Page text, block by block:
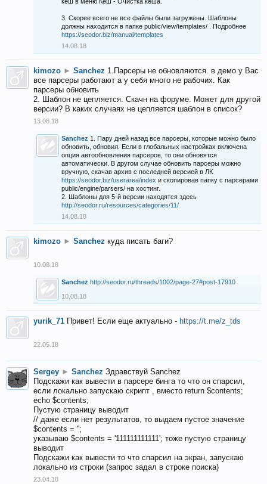
3. Скорее всего не все файлы были загружены. Шаблоны
должны находится в папке public/view/templates/ . Подробнее
https://seodor.biz/manual/templates
14.08.18
kimozo ► Sanchez 1.Парсеры не обновляются. в демо у Вас
все парсеры работают а у себя много не рабочих. Как
парсеры обновить
2. Шаблон не цепляется. Скачн на форуме. Может для другой
версии? В каких случаях не цепляется шаблон в список?
13.08.18
Sanchez 1. Пару дней назад все парсеры, которые можно было
обновить, обновил. Если в глобальных настройках включена
опция автообновления парсеров, то они обновятся
автоматически. В другом случае обновить парсеры можно
вручную, скачав архив с последней версией в ЛК
https://seodor.biz/userarea/index и скопировав папку с парсерами
public/engine/parsers/ на хостинг.
2. Шаблоны для 5-й версии находятся здесь
http://seodor.ru/resources/categories/11/
14.08.18
kimozo ► Sanchez куда писать баги?
10.08.18
Sanchez http://seodor.ru/threads/1002/page-27#post-17910
10.08.18
yurik_71 Привет! Если еще актуально - https://t.me/z_tds
22.05.18
Sergey ► Sanchez Здравствуй Sanchez
Подскажи как вывести в парсере бинга то что он спарсил,
если локально запускаю скрипт , вместо return $contents;
echo $contents;
Пустую страницу выводит
// даже если нет результатов, то выдаем пустое значение
$contents = '';
указываю $contents = '111111111111'; тоже пустую страницу
выводит
Подскажи как вывести то что спарсил на экран, запускаю
локально из строки (запрос задал в строке поиска)
23.04.18